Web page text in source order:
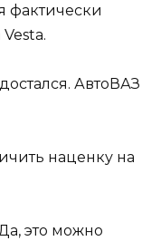
фактически
АвтоВАЗ
наценку на
это можно